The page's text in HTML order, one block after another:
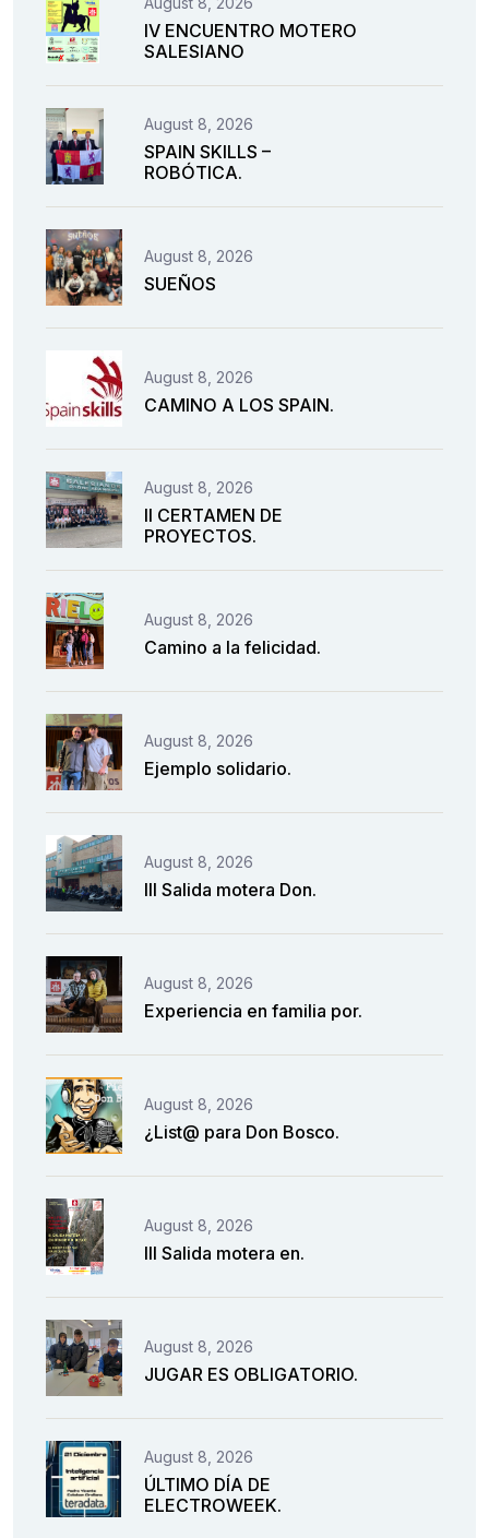
IV ENCUENTRO MOTERO
SALESIANO
August 8, 2026
SPAIN SKILLS –
ROBÓTICA.
August 8, 2026
SUEÑOS
August 8, 2026
CAMINO A LOS SPAIN.
August 8, 2026
II CERTAMEN DE
PROYECTOS.
August 8, 2026
Camino a la felicidad.
August 8, 2026
Ejemplo solidario.
August 8, 2026
III Salida motera Don.
August 8, 2026
Experiencia en familia por.
August 8, 2026
¿List@ para Don Bosco.
August 8, 2026
III Salida motera en.
August 8, 2026
JUGAR ES OBLIGATORIO.
August 8, 2026
ÚLTIMO DÍA DE
ELECTROWEEK.